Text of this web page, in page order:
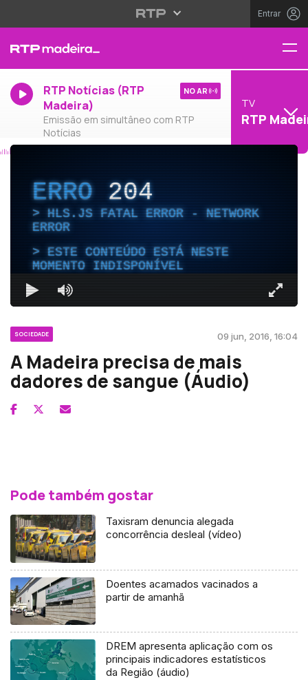
Entrar
RTP Notícias (RTP
Madeira)
Emissão em simultâneo com RTP
Notícias
NO AR
TV
RTP
ERRO204
HLS.JS FATAL ERROR - NETWORK
ERROR
ESTE CONTEÚDO ESTÁ NESTE
MOMENTO INDISPONÍVEL
SOCIEDADE 09 jun, 2016, 16:04
A Madeira precisa de mais
dadores de sangue (Áudio)
Pode também gostar
Taxisram denuncia alegada
concorrência desleal (vídeo)
Doentes acamados vacinados a
partir de amanhã
DREM apresenta aplicação com os
principais indicadores estatísticos
da Região (áudio)